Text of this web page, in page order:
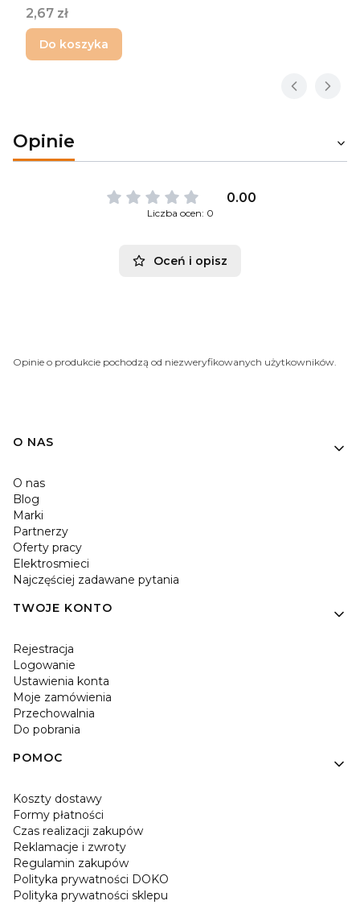
Cena
2,67 zł
Do koszyka
Opinie
0.00
Liczba ocen: 0
Oceń i opisz
Opinie o produkcie pochodzą od niezweryfikowanych użytkowników.
O NAS
O nas
Blog
Marki
Partnerzy
Oferty pracy
Elektrosmieci
Najczęściej zadawane pytania
TWOJE KONTO
Rejestracja
Logowanie
Ustawienia konta
Moje zamówienia
Przechowalnia
Do pobrania
POMOC
Koszty dostawy
Formy płatności
Czas realizacji zakupów
Reklamacje i zwroty
Regulamin zakupów
Polityka prywatności DOKO
Polityka prywatności sklepu